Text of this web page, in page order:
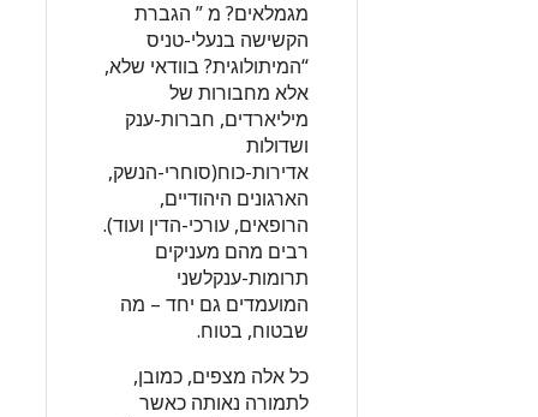
מגמלאים? מ ” הגברת
הקשישה בנעלי-טניס
“המיתולוגית? בוודאי שלא,
אלא מחבורות של
מיליארדים, חברות-ענק
ושדולות
אדירות-כוח(סוחרי-הנשק,
הארגונים היהודיים,
הרופאים, עורכי-הדין ועוד).
רבים מהם מעניקים
תרומות-ענקלשני
המועמדים גם יחד – מה
שבטוח, בטוח.
כל אלה מצפים, כמובן,
לתמורה נאותה כאשר